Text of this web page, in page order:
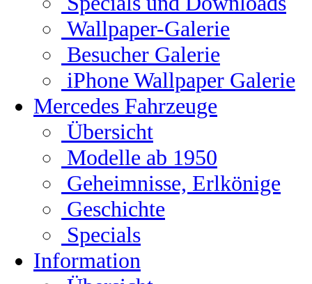
Wallpaper-Galerie
Besucher Galerie
iPhone Wallpaper Galerie
Mercedes Fahrzeuge
Übersicht
Modelle ab 1950
Geheimnisse, Erlkönige
Geschichte
Specials
Information